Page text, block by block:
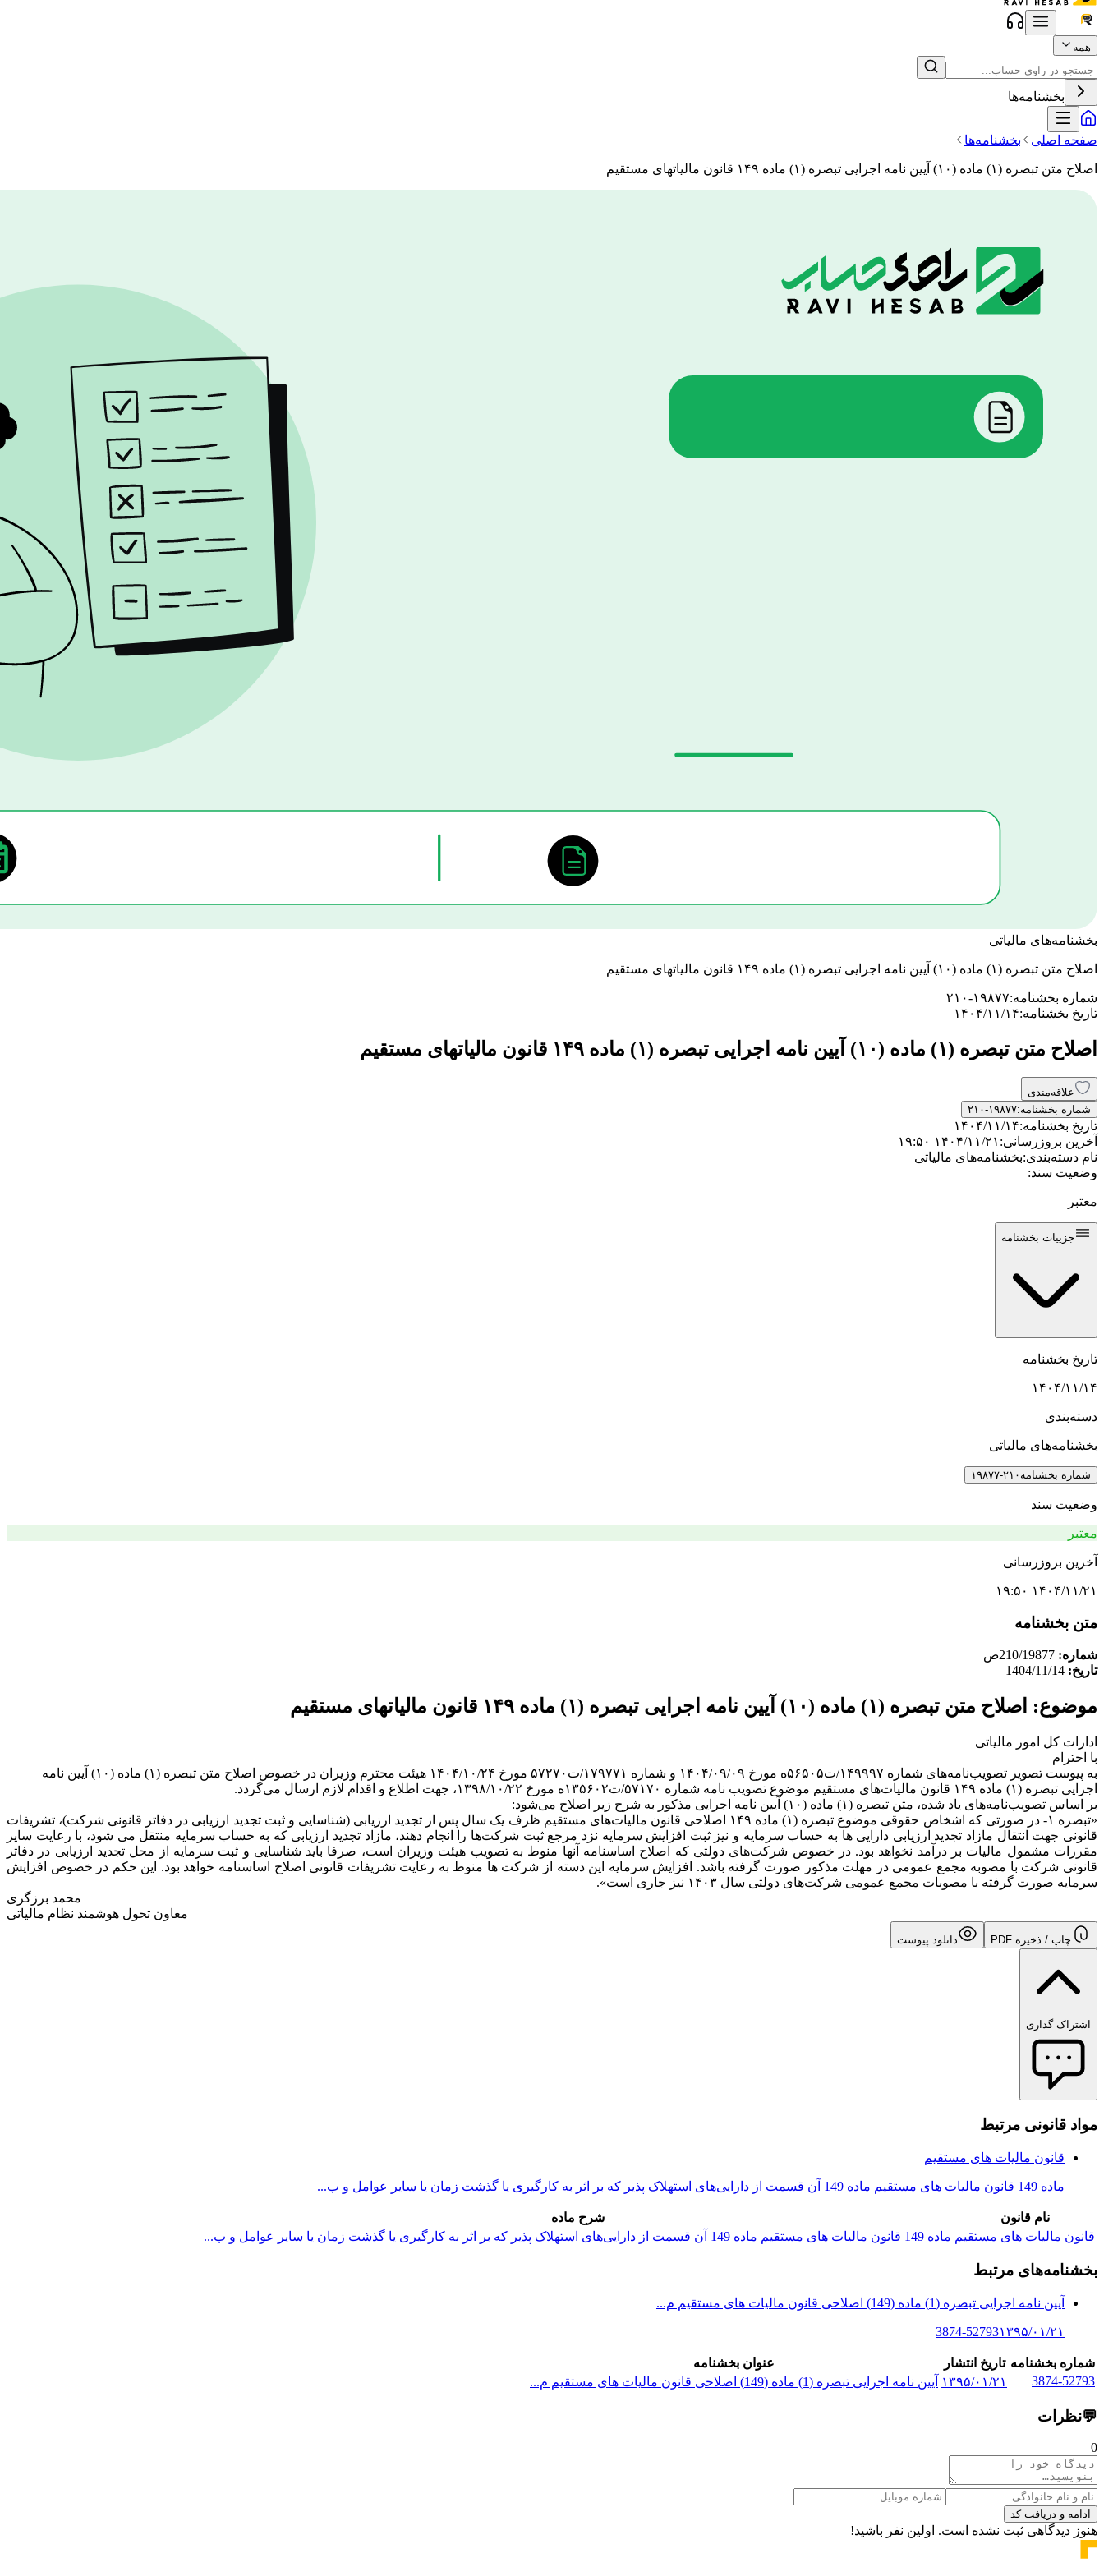
همه
بخشنامه‌ها
صفحه اصلی بخشنامه‌ها
اصلاح متن تبصره (۱) ماده (۱۰) آیین نامه اجرایی تبصره (۱) ماده ۱۴۹ قانون مالیاتهای مستقیم
بخشنامه‌های مالیاتی
اصلاح متن تبصره (۱) ماده (۱۰) آیین نامه اجرایی تبصره (۱) ماده ۱۴۹ قانون مالیاتهای مستقیم
شماره بخشنامه:۲۱۰-۱۹۸۷۷
تاریخ بخشنامه:۱۴۰۴/۱۱/۱۴
اصلاح متن تبصره (۱) ماده (۱۰) آیین نامه اجرایی تبصره (۱) ماده ۱۴۹ قانون مالیاتهای مستقیم
علاقه‌مندی
شماره بخشنامه:۲۱۰-۱۹۸۷۷
تاریخ بخشنامه:۱۴۰۴/۱۱/۱۴
آخرین بروزرسانی: ۱۴۰۴/۱۱/۲۱ ۱۹:۵۰
نام دسته‌بندی:بخشنامه‌های مالیاتی
وضعیت سند:
معتبر
جزییات بخشنامه
تاریخ بخشنامه
۱۴۰۴/۱۱/۱۴
دسته‌بندی
بخشنامه‌های مالیاتی
شماره بخشنامه ۲۱۰-۱۹۸۷۷
وضعیت سند
معتبر
آخرین بروزرسانی
۱۴۰۴/۱۱/۲۱ ۱۹:۵۰
متن بخشنامه
شماره:
تاریخ:
موضوع: اصلاح متن تبصره (۱) ماده (۱۰) آیین نامه اجرایی تبصره (۱) ماده ۱۴۹ قانون مالیاتهای مستقیم
ادارات کل امور مالیاتی
با احترام
به پیوست تصویر تصویب‌نامه‌های شماره ۱۴۹۹۹۷/ت۵۶۵۰۵ه مورخ ۱۴۰۴/۰۹/۰۹ و شماره ۱۷۹۷۷۱/ت۵۷۲۷۰ مورخ ۱۴۰۴/۱۰/۲۴ هیئت محترم وزیران در خصوص اصلاح متن تبصره (۱) ماده (۱۰) آیین نامه
اجرایی تبصره (۱) ماده ۱۴۹ قانون مالیات‌های مستقیم موضوع تصویب نامه شماره ۵۷۱۷۰/ت۱۳۵۶۰۲ه مورخ ۱۳۹۸/۱۰/۲۲، جهت اطلاع و اقدام لازم ارسال می‌گردد.
بر اساس تصویب‌نامه‌های یاد شده، متن تبصره (۱) ماده (۱۰) آیین نامه اجرایی مذکور به شرح زیر اصلاح می‌شود:
«تبصره ۱- در صورتی که اشخاص حقوقی موضوع تبصره (۱) ماده ۱۴۹ اصلاحی قانون مالیات‌های مستقیم ظرف یک سال پس از تجدید ارزیابی (شناسایی و ثبت تجدید ارزیابی در دفاتر قانونی شرکت)، تشریفات
قانونی جهت انتقال مازاد تجدید ارزیابی دارایی ها به حساب سرمایه و نیز ثبت افزایش سرمایه نزد مرجع ثبت شرکت‌ها را انجام دهند، مازاد تجدید ارزیابی که به حساب سرمایه منتقل می شود، با رعایت سایر
مقررات مشمول مالیات بر درآمد نخواهد بود. در خصوص شرکت‌های دولتی که اصلاح اساسنامه آنها منوط به تصویب هیئت وزیران است، صرفا باید شناسایی و ثبت سرمایه از محل تجدید ارزیابی در دفاتر
قانونی شرکت با مصوبه مجمع عمومی در مهلت مذکور صورت گرفته باشد. افزایش سرمایه این دسته از شرکت ها منوط به رعایت تشریفات قانونی اصلاح اساسنامه خواهد بود. این حکم در خصوص افزایش
سرمایه صورت گرفته با مصوبات مجمع عمومی شرکت‌های دولتی سال ۱۴۰۳ نیز جاری است».
محمد برزگری
معاون تحول هوشمند نظام مالیاتی
چاپ / ذخیره PDF دانلود پیوست
اشتراک گذاری
مواد قانونی مرتبط
قانون مالیات های مستقیم
ماده 149 قانون مالیات های مستقیم ماده 149 آن قسمت از دارایی‌های استهلاک‌ پذیر که بر اثر به‌ کارگیری یا گذشت زمان یا سایر عوامل و ب...
نام قانون
شرح ماده
قانون مالیات های مستقیم ماده 149 قانون مالیات های مستقیم ماده 149 آن قسمت از دارایی‌های استهلاک‌ پذیر که بر اثر به‌ کارگیری یا گذشت زمان یا سایر عوامل و ب...
بخشنامه‌های مرتبط
آیین نامه اجرایی تبصره (1) ماده (149) اصلاحی قانون مالیات های مستقیم م...
3874-52793۱۳۹۵/۰۱/۲۱
شماره بخشنامه تاریخ انتشار
عنوان بخشنامه
3874-52793
۱۳۹۵/۰۱/۲۱ آیین نامه اجرایی تبصره (1) ماده (149) اصلاحی قانون مالیات های مستقیم م...
💬نظرات
0
ادامه و دریافت کد
هنوز دیدگاهی ثبت نشده است. اولین نفر باشید!